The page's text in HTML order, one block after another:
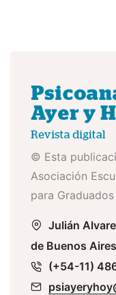
© Esta
Asociación
para Graduados
Julián
de Buenos
(+54-11)